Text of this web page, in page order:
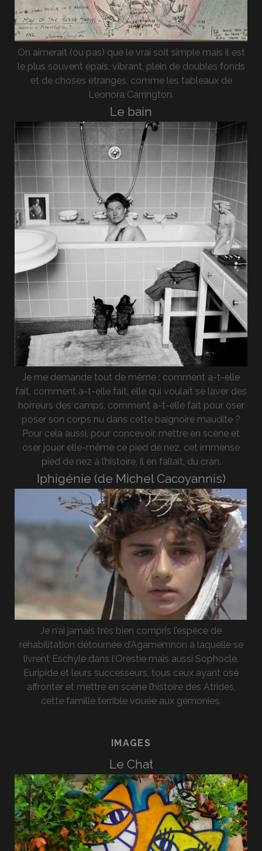
On aimerait (ou pas) que le vrai soit simple mais il est
le plus souvent épais, vibrant, plein de doubles fonds
et de choses étranges, comme les tableaux de
Leonora Carrington.
Le bain
Je me demande tout de même : comment a-t-elle
fait, comment a-t-elle fait, elle qui voulait se laver des
horreurs des camps, comment a-t-elle fait pour oser
poser son corps nu dans cette baignoire maudite ?
Pour cela aussi, pour concevoir, mettre en scène et
oser jouer elle-même ce pied de nez, cet immense
pied de nez à l’histoire, il en fallait, du cran.
Iphigénie (de Michel Cacoyannis)
Je n’ai jamais très bien compris l’espèce de
réhabilitation détournée d’Agamemnon à laquelle se
livrent Eschyle dans l’Orestie mais aussi Sophocle,
Euripide et leurs successeurs, tous ceux ayant osé
affronter et mettre en scène l’histoire des Atrides,
cette famille terrible vouée aux gémonies.
IMAGES
Le Chat